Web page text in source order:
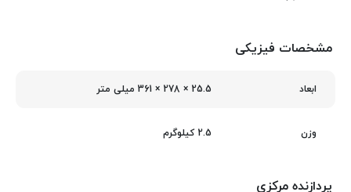
مشخصات فیزیکی
ابعاد 25.5 × 278 × 361 میلی‌ متر
وزن 2.5 کیلوگرم
پردازنده مرکزی